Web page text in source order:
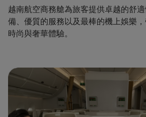
越南航空商務艙為旅客提供卓越的舒
備、優質的服務以及最棒的機上娛樂
時尚與奢華體驗。